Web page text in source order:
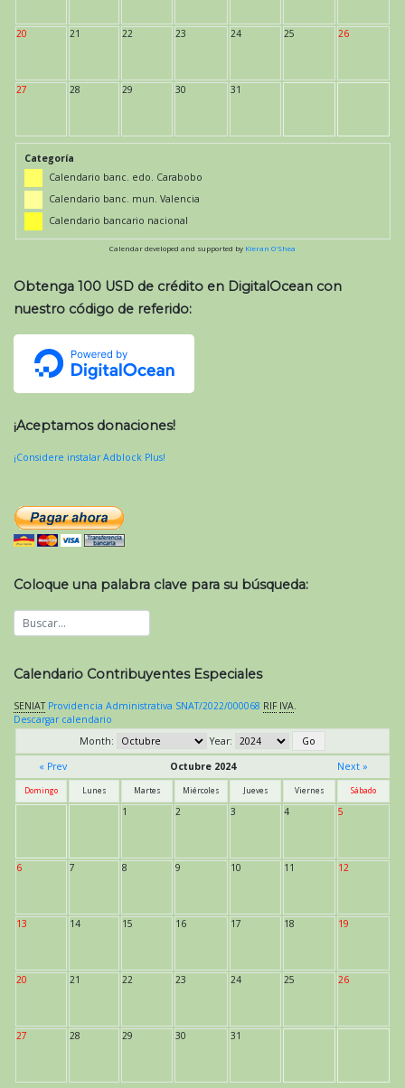
20 21 22 23 24 25 26
27 28 29 30 31
Categoría
Calendario banc. edo. Carabobo
Calendario banc. mun. Valencia
Calendario bancario nacional
Calendar developed and supported by Kieran O'Shea
Obtenga 100 USD de crédito en DigitalOcean con
nuestro código de referido:
¡Aceptamos donaciones!
¡Considere instalar Adblock Plus!
Coloque una palabra clave para su búsqueda:
Calendario Contribuyentes Especiales
SENIAT Providencia Administrativa SNAT/2022/000068 RIF IVA.
Descargar calendario
Month:
Year:
« Prev
Octubre 2024 Next »
Domingo Lunes Martes Miércoles Jueves Viernes Sábado
1 2 3 4 5
6 7 8 9 10 11 12
13 14 15 16 17 18 19
20 21 22 23 24 25 26
27 28 29 30 31